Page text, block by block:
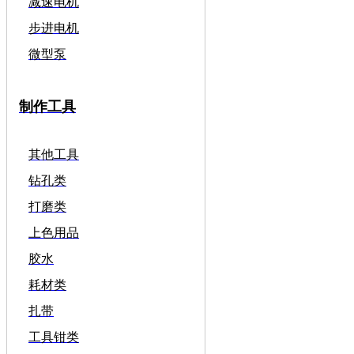
步进电机
微型泵
制作工具
其他工具
钻孔类
打磨类
上色用品
胶水
耗材类
扎带
工具钳类